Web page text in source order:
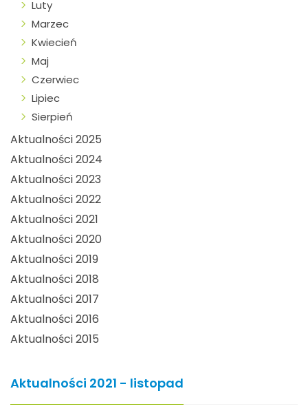
Luty
Marzec
Kwiecień
Maj
Czerwiec
Lipiec
Sierpień
Aktualności 2025
Aktualności 2024
Aktualności 2023
Aktualności 2022
Aktualności 2021
Aktualności 2020
Aktualności 2019
Aktualności 2018
Aktualności 2017
Aktualności 2016
Aktualności 2015
Aktualności 2021 - listopad